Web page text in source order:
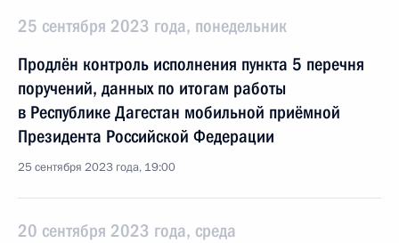
25 сентября 2023 года, понедельник
Продлён контроль исполнения пункта 5 перечня
поручений, данных по итогам работы
в Республике Дагестан мобильной приёмной
Президента Российской Федерации
25 сентября 2023 года, 19:00
20 сентября 2023 года, среда